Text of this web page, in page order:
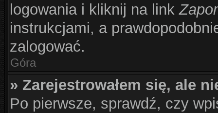
logowania i kliknij na link
instrukcjami, a
zalogować.
Góra
» Zarejestrowałem się, ale
Po pierwsze, sprawdź, czy